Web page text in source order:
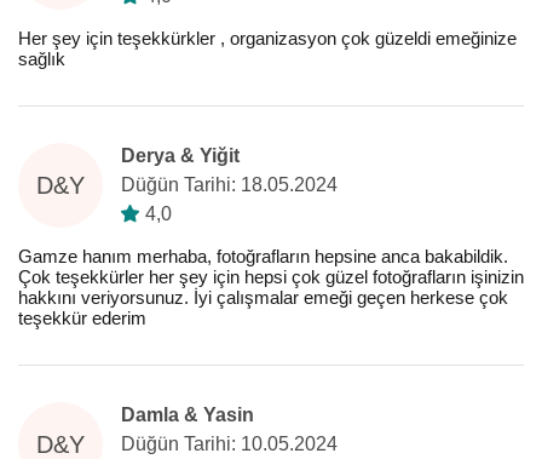
Her şey için teşekkürkler , organizasyon çok güzeldi emeğinize
sağlık
D&Y
Derya & Yiğit
Düğün Tarihi: 18.05.2024
4,0
Gamze hanım merhaba, fotoğrafların hepsine anca bakabildik.
Çok teşekkürler her şey için hepsi çok güzel fotoğrafların işinizin
hakkını veriyorsunuz. İyi çalışmalar emeği geçen herkese çok
teşekkür ederim
D&Y
Damla & Yasin
Düğün Tarihi: 10.05.2024